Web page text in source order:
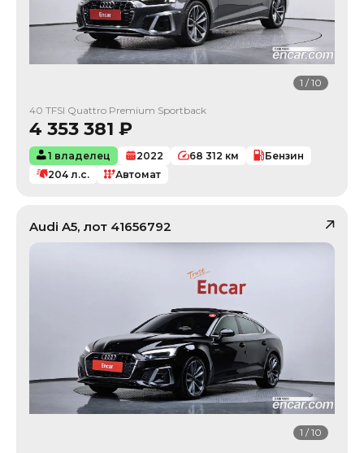
1 /10
40 TFSI Quattro Premium Sportback
4 353 381 ₽
1 владелец 2022 68 312 км
Бензин
204 л.с. Автомат
Audi A5, лот 41656792
1 /10